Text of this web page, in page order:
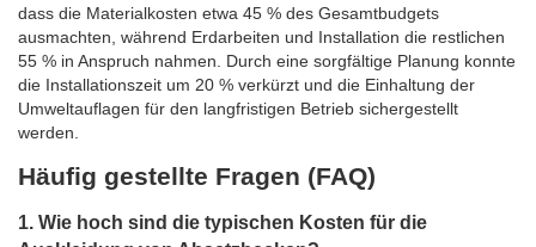
dass die Materialkosten etwa 45 % des Gesamtbudgets
ausmachten, während Erdarbeiten und Installation die restlichen
55 % in Anspruch nahmen. Durch eine sorgfältige Planung konnte
die Installationszeit um 20 % verkürzt und die Einhaltung der
Umweltauflagen für den langfristigen Betrieb sichergestellt
werden.
Häufig gestellte Fragen (FAQ)
1. Wie hoch sind die typischen Kosten für die